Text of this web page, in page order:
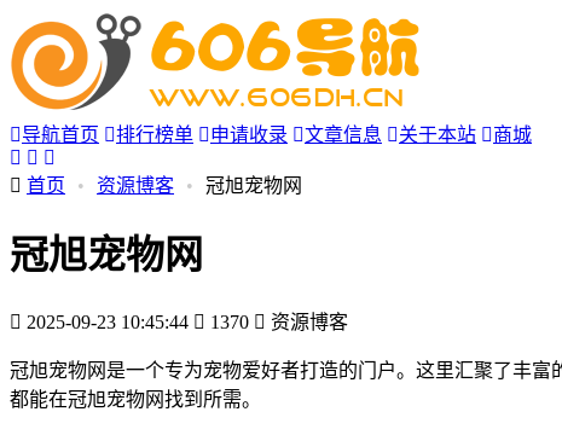
导航首页 排行榜单 申请收录 文章信息 关于本站 商城
首页 • 资源博客 • 冠旭宠物网
冠旭宠物网
2025-09-23 10:45:44 1370 资源博客
冠旭宠物网是一个专为宠物爱好者打造的门户。这里汇聚了丰
都能在冠旭宠物网找到所需。